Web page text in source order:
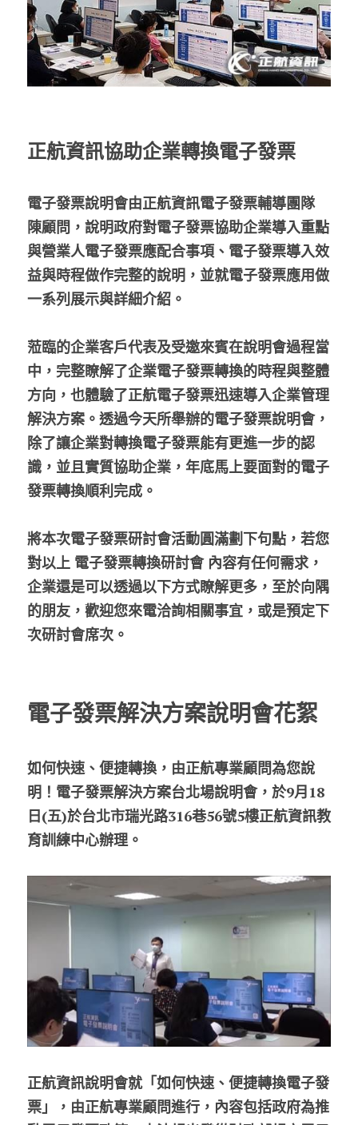
正航資訊協助企業轉換電子發票
電子發票說明會由正航資訊電子發票輔導團隊
陳顧問，說明政府對電子發票協助企業導入重點
與營業人電子發票應配合事項、電子發票導入效
益與時程做作完整的說明，並就電子發票應用做
一系列展示與詳細介紹。
蒞臨的企業客戶代表及受邀來賓在說明會過程當
中，完整瞭解了企業電子發票轉換的時程與整體
方向，也體驗了正航電子發票迅速導入企業管理
解決方案。透過今天所舉辦的電子發票說明會，
除了讓企業對轉換電子發票能有更進一步的認
識，並且實質協助企業，年底馬上要面對的電子
發票轉換順利完成。
將本次電子發票研討會活動圓滿劃下句點，若您
對以上 電子發票轉換研討會 內容有任何需求，
企業還是可以透過以下方式瞭解更多，至於向隅
的朋友，歡迎您來電洽詢相關事宜，或是預定下
次研討會席次。
電子發票解決方案說明會花絮
如何快速、便捷轉換，由正航專業顧問為您說
明！電子發票解決方案台北場說明會，於9月18
日(五)於台北市瑞光路316巷56號5樓正航資訊教
育訓練中心辦理。
正航資訊說明會就「如何快速、便捷轉換電子發
票」，由正航專業顧問進行，內容包括政府為推